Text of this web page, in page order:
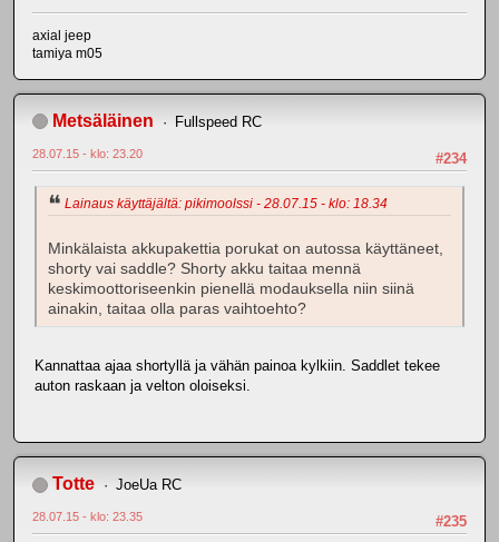
axial jeep
tamiya m05
Metsäläinen Fullspeed RC
#234
28.07.15 - klo: 23.20
Lainaus käyttäjältä: pikimoolssi - 28.07.15 - klo: 18.34
Minkälaista akkupakettia porukat on autossa käyttäneet,
shorty vai saddle? Shorty akku taitaa mennä
keskimoottoriseenkin pienellä modauksella niin siinä
ainakin, taitaa olla paras vaihtoehto?
Kannattaa ajaa shortyllä ja vähän painoa kylkiin. Saddlet tekee
auton raskaan ja velton oloiseksi.
Totte JoeUa RC
#235
28.07.15 - klo: 23.35